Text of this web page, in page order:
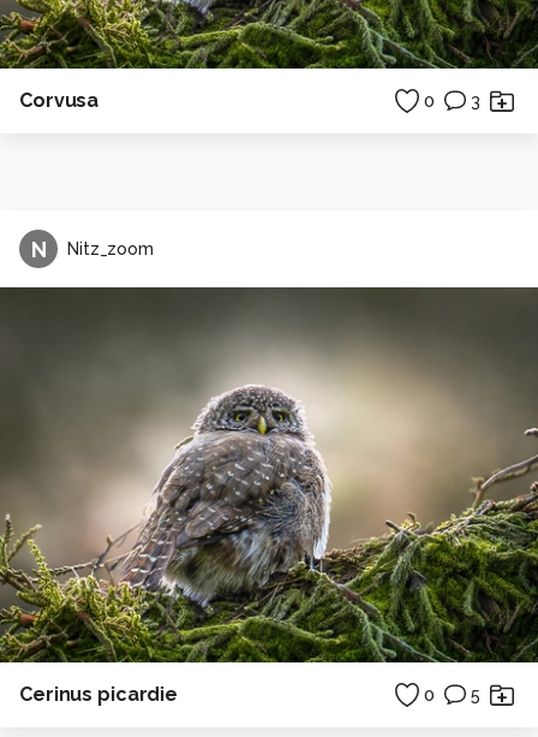
Corvusa 0 3
N Nitz_zoom
Cerinus picardie 0 5